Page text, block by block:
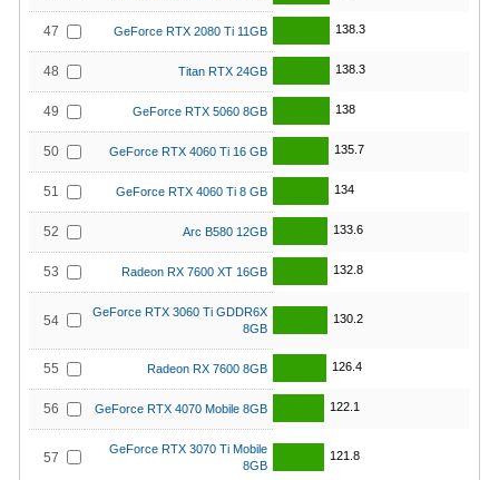
47 GeForce RTX 2080 Ti 11GB 138.3
48 Titan RTX 24GB 138.3
49 GeForce RTX 5060 8GB 138
50 GeForce RTX 4060 Ti 16 GB 135.7
51 GeForce RTX 4060 Ti 8 GB 134
52 Arc B580 12GB 133.6
53 Radeon RX 7600 XT 16GB 132.8
54
GeForce RTX 3060 Ti GDDR6X
8GB
130.2
55 Radeon RX 7600 8GB 126.4
56 GeForce RTX 4070 Mobile 8GB 122.1
57
GeForce RTX 3070 Ti Mobile
8GB
121.8